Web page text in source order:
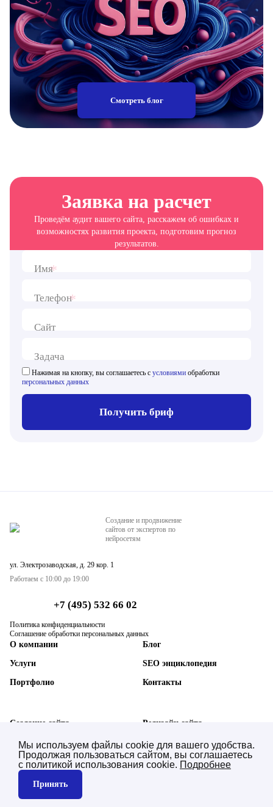
Смотреть блог
Заявка на расчет
Проведём аудит вашего сайта, расскажем об ошибках и
возможностях развития проекта, подготовим прогноз
результатов.
Имя*
Телефон*
Сайт
Задача
Нажимая на кнопку, вы соглашаетесь с условиями обработки
персональных данных
Получить бриф
Создание и продвижение
сайтов от экспертов по
нейросетям
ул. Электрозаводская, д. 29 кор. 1
Работаем с 10:00 до 19:00
+7 (495) 532 66 02
Политика конфиденциальности
Соглашение обработки персональных данных
О компании
Услуги
Портфолио
Блог
SEO энциклопедия
Контакты
Создание сайта
SEO-продвижение сайта
AI SEO нейросетей (GEO)
Контекстная реклама
Редизайн сайта
Техническая поддержка
Синхронизация с 1С
Мы используем файлы cookie для вашего удобства.
Продолжая пользоваться сайтом, вы соглашаетесь
с политикой использования cookie. Подробнее
Принять